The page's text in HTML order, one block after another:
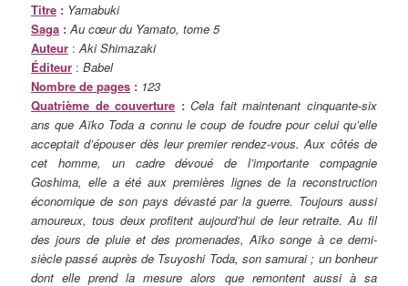
Titre : Yamabuki
Saga : Au cœur du Yamato, tome 5
Auteur :Aki Shimazaki
Éditeur : Babel
Nombre de pages : 123
Quatrième de couverture :Cela fait maintenant cinquante-six
ans que Aïko Toda a connu le coup de foudre pour celui qu’elle
acceptait d’épouser dès leur premier rendez-vous. Aux côtés de
cet homme, un cadre dévoué de l’importante compagnie
Goshima, elle a été aux premières lignes de la reconstruction
économique de son pays dévasté par la guerre. Toujours aussi
amoureux, tous deux profitent aujourd’hui de leur retraite. Au fil
des jours de pluie et des promenades, Aïko songe à ce demi-
siècle passé auprès de Tsuyoshi Toda, son samurai ; un bonheur
dont elle prend la mesure alors que remontent aussi à sa